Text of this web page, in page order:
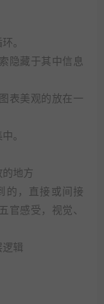
。
隐藏于其中信息
表美观的放在一
。
的地方
的，直接或间接
官感受，视觉、
逻辑